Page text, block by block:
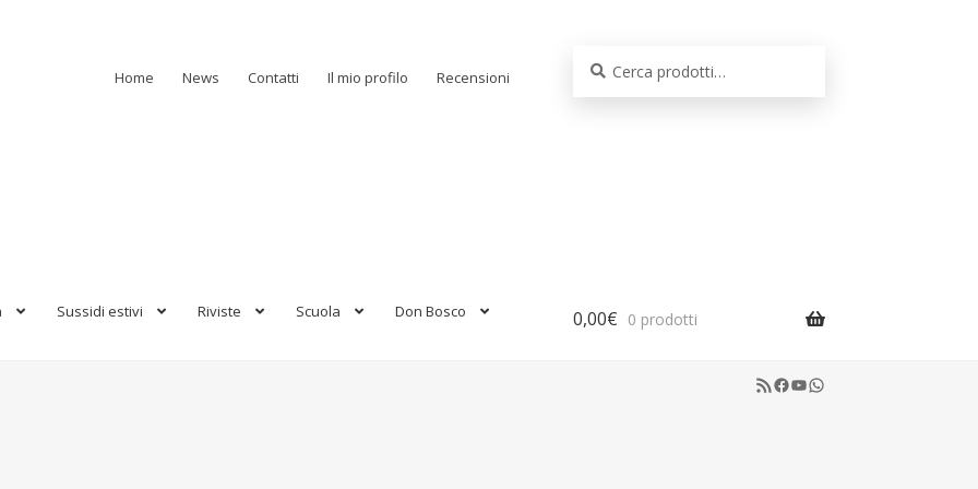
Home News Contatti Il mio profilo Recensioni
Sussidi estivi Riviste Scuola Don Bosco 0,00€ 0 prodotti
RSS Feed
Facebook
YouTube
WhatsApp